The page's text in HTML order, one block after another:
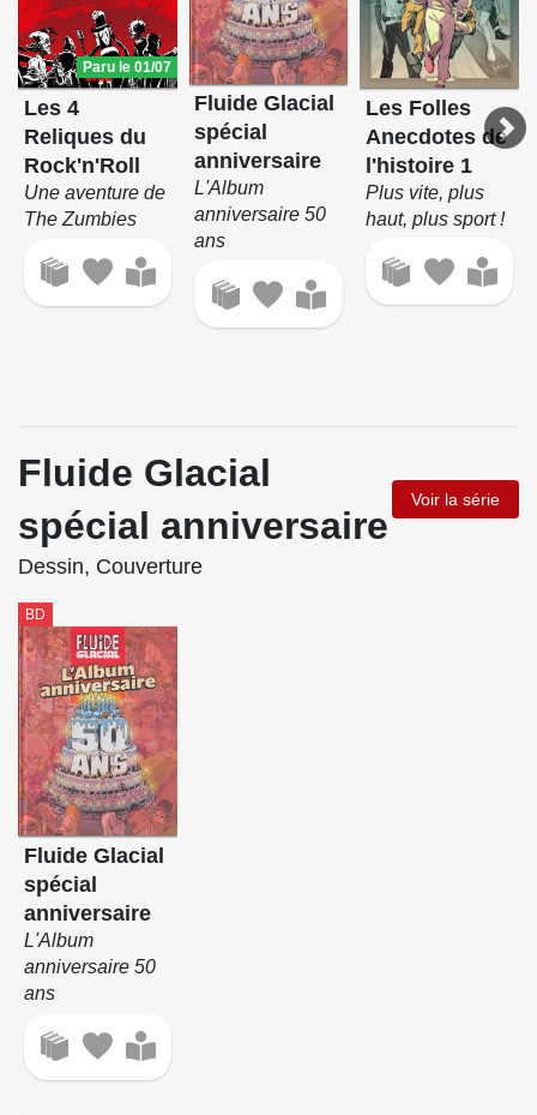
Paru le 01/07
Les 4
Reliques du
Rock'n'Roll
Une aventure de
The Zumbies
Fluide Glacial
spécial
anniversaire
L'Album
anniversaire 50
ans
Les Folles
Anecdotes de
l'histoire 1
Plus vite, plus
haut, plus sport !
Fluide Glacial
spécial anniversaire
Voir la série
Dessin, Couverture
BD
Fluide Glacial
spécial
anniversaire
L'Album
anniversaire 50
ans